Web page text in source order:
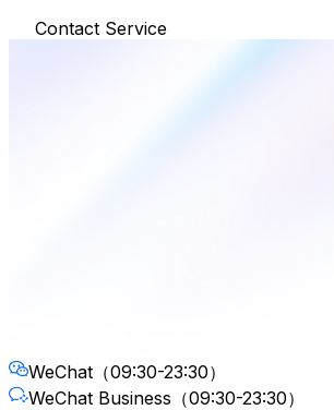
Contact Service
WeChat （09:30-23:30）
WeChat Business （09:30-23:30）